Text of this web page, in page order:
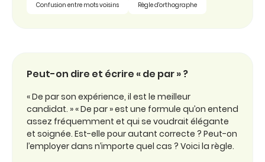
Confusion entre mots voisins Règle d'orthographe
Peut-on dire et écrire « de par » ?
« De par son expérience, il est le meilleur
candidat. » « De par » est une formule qu’on entend
assez fréquemment et qui se voudrait élégante
et soignée. Est-elle pour autant correcte ? Peut-on
l’employer dans n’importe quel cas ? Voici la règle.